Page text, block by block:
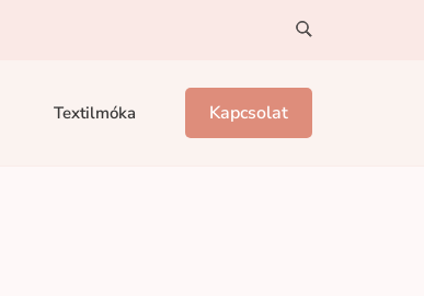
Textilmóka Kapcsolat